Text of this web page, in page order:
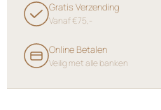
Gratis Verzending
Vanaf €75,-
Online Betalen
Veilig met alle banken